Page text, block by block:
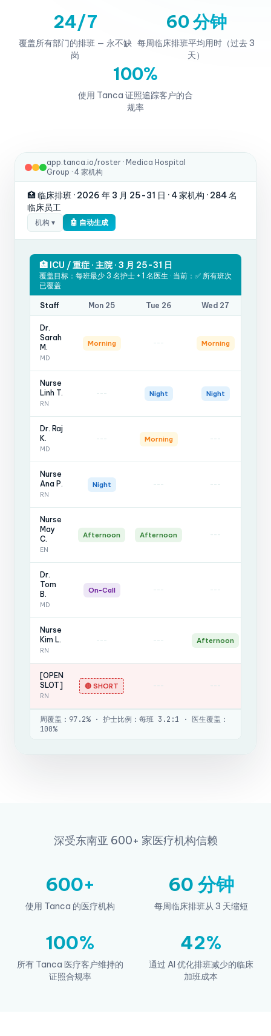
24/7
覆盖所有部门的排班 — 永不缺
岗
60 分钟
每周临床排班平均用时（过去 3
天）
100%
使用 Tanca 证照追踪客户的合
规率
app.tanca.io/roster · Medica Hospital
Group · 4 家机构
🏥 临床排班 · 2026 年 3 月 25-31 日 · 4 家机构 · 284 名
临床员工
机构 ▾ 🤖 自动生成
🏥 ICU / 重症 · 主院 · 3 月 25-31 日
覆盖目标：每班最少 3 名护士 + 1 名医生 · 当前：✅ 所有班次
已覆盖
Staff Mon 25 Tue 26 Wed 27
Dr.
Sarah
M.
MD
Morning --- Morning
Nurse
Linh T.
RN
--- Night Night
Dr. Raj
K.
MD
--- Morning ---
Nurse
Ana P.
RN
Night --- ---
Nurse
May
C.
EN
Afternoon Afternoon ---
Dr.
Tom
B.
MD
On-Call --- ---
Nurse
Kim L.
RN
--- --- Afternoon
[OPEN
SLOT]
RN
🔴 SHORT --- ---
周覆盖：97.2% · 护士比例：每班 3.2:1 · 医生覆盖：
100%
深受东南亚 600+ 家医疗机构信赖
600+
使用 Tanca 的医疗机构
60 分钟
每周临床排班从 3 天缩短
100%
所有 Tanca 医疗客户维持的
证照合规率
42%
通过 AI 优化排班减少的临床
加班成本